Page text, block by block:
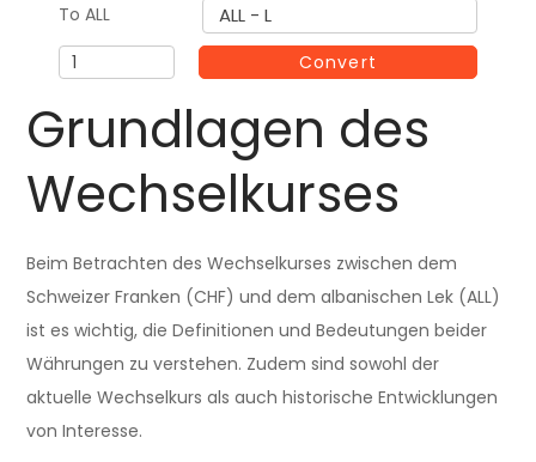
To ALL ALL - L
o
n
Convert
Grundlagen des
Wechselkurses
Beim Betrachten des Wechselkurses zwischen dem
Schweizer Franken (CHF) und dem albanischen Lek (ALL)
ist es wichtig, die Definitionen und Bedeutungen beider
Währungen zu verstehen. Zudem sind sowohl der
aktuelle Wechselkurs als auch historische Entwicklungen
von Interesse.